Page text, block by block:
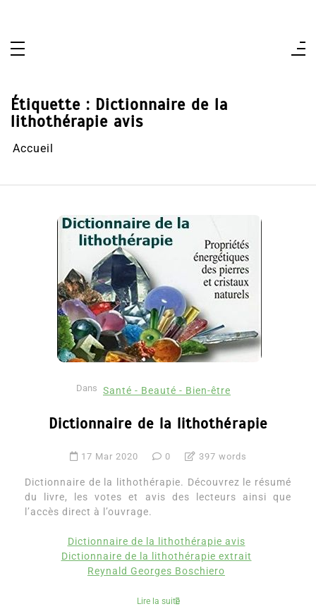
Étiquette : Dictionnaire de la
lithothérapie avis
Accueil
Dans Santé - Beauté - Bien-être
Dictionnaire de la lithothérapie
17 Mar 2020 0 397 words
Dictionnaire de la lithothérapie. Découvrez le résumé
du livre, les votes et avis des lecteurs ainsi que
l’accès direct à l’ouvrage.
Dictionnaire de la lithothérapie avis
Dictionnaire de la lithothérapie extrait
Reynald Georges Boschiero
Lire la suite